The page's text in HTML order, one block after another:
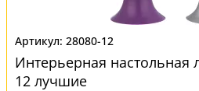
28080-12
Интерьерная настольная
12 лучшие